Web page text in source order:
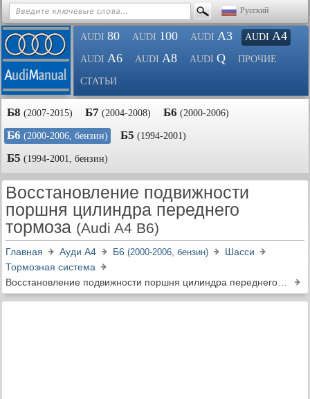
Русский
AUDI 80 AUDI 100 AUDI A3 AUDI A4
AUDI A6 AUDI A8 AUDI Q ПРОЧИЕ
СТАТЬИ
Б8 (2007-2015) Б7 (2004-2008) Б6 (2000-2006)
Б6 (2000-2006, бензин) Б5 (1994-2001)
Б5 (1994-2001, бензин)
Восстановление подвижности
поршня цилиндра переднего
тормоза (Audi A4 B6)
Главная Ауди A4 Б6 (2000-2006, бензин)
Шасси
Тормозная система